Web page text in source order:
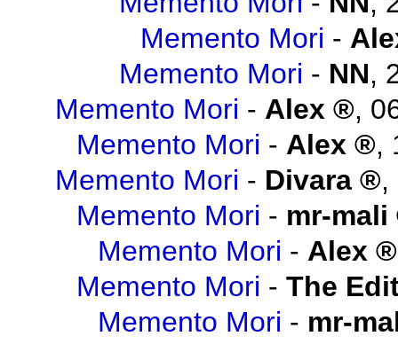
Memento Mori -
Memento Mori - NN,
Memento Mori - Alex ,
Memento Mori - Alex ,
Memento Mori - Divara ,
Memento Mori - mr-mali
Memento Mori - Alex
Memento Mori - The
Memento Mori - mr-